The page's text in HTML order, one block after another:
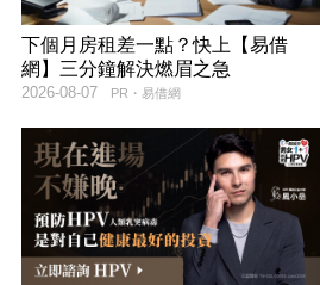
下個月房租差一點？快上【易借
網】三分鐘解決燃眉之急
PR・易借網
2026-08-07